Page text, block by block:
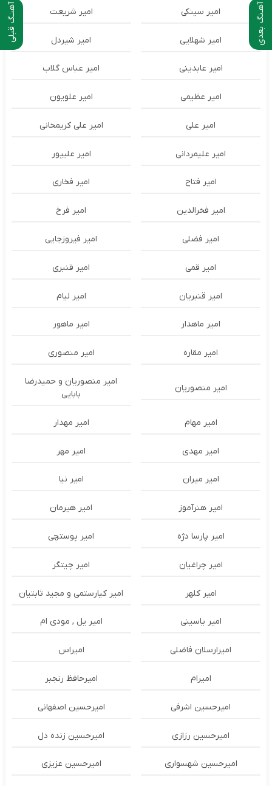
آهنـگ قبلی آهـنگ بعدی امیر سینکی امیر شریعت
امیر شهلایی امیر شیردل
امیر عابدینی امیر عباس گلاب
امیر عظیمی امیر علویون
امیر علی امیر علی کریمخانی
امیر علیمردانی امیر علیپور
امیر فتاح امیر فخاری
امیر فخرالدین امیر فرخ
امیر فضلی امیر فیروزجایی
امیر قمی امیر قنبری
امیر قنبریان امیر لیام
امیر ماهدار امیر ماهور
امیر مقاره امیر منصوری
امیر منصوریان
امیر منصوریان و حمیدرضا
بابایی
امیر مهام امیر مهدار
امیر مهدی امیر مهر
امیر میران امیر نیا
امیر هنرآموز امیر هیرمان
امیر پارسا دژه امیر پوستچی
امیر چراغیان امیر چیتگر
امیر کلهر امیر کیارستمی و مجید ثابتیان
امیر یاسینی امیر یل , مودی ام
امیرارسلان فاضلی امیراس
امیرام امیرحافظ رنجبر
امیرحسین اشرفی امیرحسین اصفهانی
امیرحسین رزازی امیرحسین زنده دل
امیرحسین شهسواری امیرحسین عزیزی